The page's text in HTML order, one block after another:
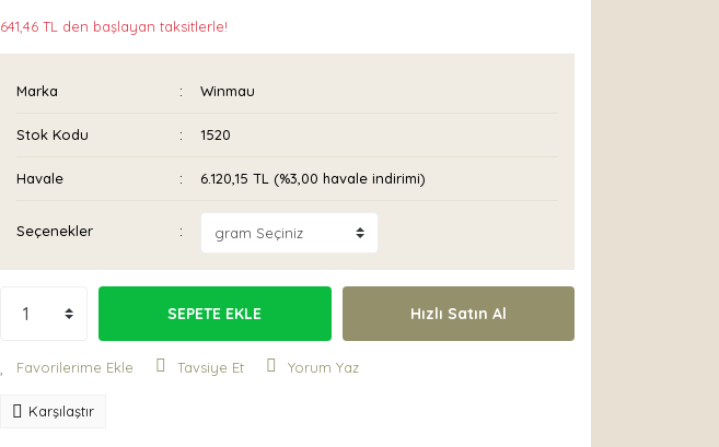
641,46 TL den başlayan taksitlerle!
Marka Winmau
Stok Kodu 1520
Havale 6.120,15 TL (%3,00 havale indirimi)
Seçenekler
SEPETE EKLE Hızlı Satın Al
Tavsiye Et Yorum Yaz
Karşılaştır